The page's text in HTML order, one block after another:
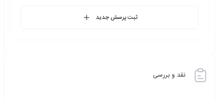
ثبت پرسش جدید
نقد و بررسی